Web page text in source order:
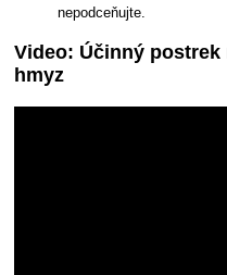
nepodceňujte.
Video: Účinný
hmyz